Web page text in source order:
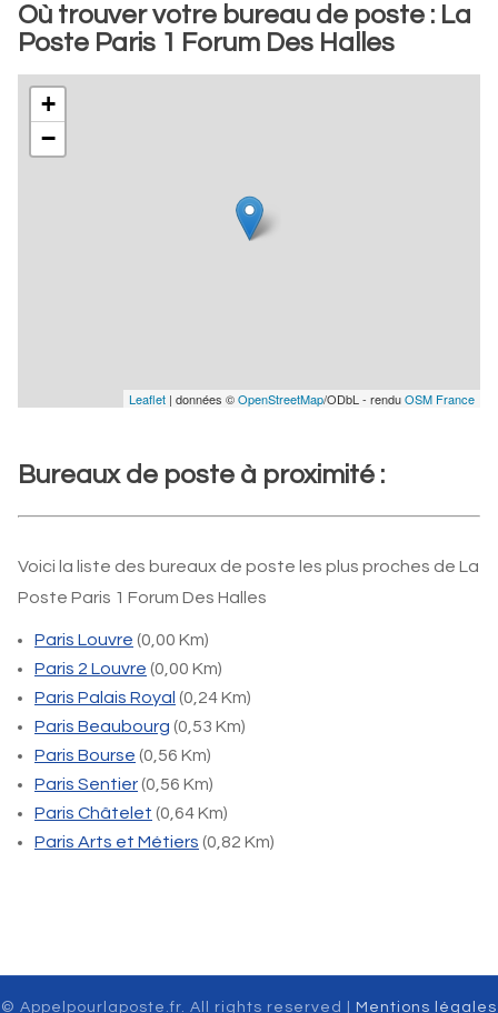
Où trouver votre bureau de poste : La
Poste Paris 1 Forum Des Halles
+
−
Leaflet | données ©OpenStreetMap/ODbL - renduOSM France
Bureaux de poste à proximité :
Voici la liste des bureaux de poste les plus proches de La
Poste Paris 1 Forum Des Halles
Paris Louvre (0,00 Km)
Paris 2 Louvre (0,00 Km)
Paris Palais Royal (0,24 Km)
Paris Beaubourg (0,53 Km)
Paris Bourse (0,56 Km)
Paris Sentier(0,56 Km)
Paris Châtelet (0,64 Km)
Paris Arts et Métiers (0,82 Km)
© Appelpourlaposte.fr. All rights reserved | Mentions légales